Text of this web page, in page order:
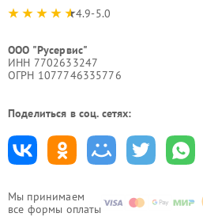
Мы принимаем
все формы оплаты
4.9-5.0
ООО "Русервис"
ИНН 7702633247
ОГРН 1077746335776
Поделиться в соц. сетях: